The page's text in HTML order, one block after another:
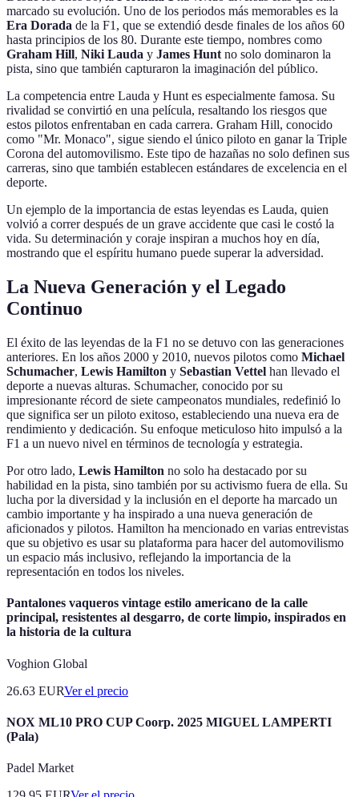
marcado su evolución. Uno de los periodos más memorables es la
Era Dorada de la F1, que se extendió desde finales de los años 60
hasta principios de los 80. Durante este tiempo, nombres como
Graham Hill, Niki Lauda y James Hunt no solo dominaron la
pista, sino que también capturaron la imaginación del público.
La competencia entre Lauda y Hunt es especialmente famosa. Su
rivalidad se convirtió en una película, resaltando los riesgos que
estos pilotos enfrentaban en cada carrera. Graham Hill, conocido
como "Mr. Monaco", sigue siendo el único piloto en ganar la Triple
Corona del automovilismo. Este tipo de hazañas no solo definen sus
carreras, sino que también establecen estándares de excelencia en el
deporte.
Un ejemplo de la importancia de estas leyendas es Lauda, quien
volvió a correr después de un grave accidente que casi le costó la
vida. Su determinación y coraje inspiran a muchos hoy en día,
mostrando que el espíritu humano puede superar la adversidad.
La Nueva Generación y el Legado
Continuo
El éxito de las leyendas de la F1 no se detuvo con las generaciones
anteriores. En los años 2000 y 2010, nuevos pilotos como Michael
Schumacher, Lewis Hamilton y Sebastian Vettel han llevado el
deporte a nuevas alturas. Schumacher, conocido por su
impresionante récord de siete campeonatos mundiales, redefinió lo
que significa ser un piloto exitoso, estableciendo una nueva era de
rendimiento y dedicación. Su enfoque meticuloso hito impulsó a la
F1 a un nuevo nivel en términos de tecnología y estrategia.
Por otro lado, Lewis Hamilton no solo ha destacado por su
habilidad en la pista, sino también por su activismo fuera de ella. Su
lucha por la diversidad y la inclusión en el deporte ha marcado un
cambio importante y ha inspirado a una nueva generación de
aficionados y pilotos. Hamilton ha mencionado en varias entrevistas
que su objetivo es usar su plataforma para hacer del automovilismo
un espacio más inclusivo, reflejando la importancia de la
representación en todos los niveles.
Pantalones vaqueros vintage estilo americano de la calle
principal, resistentes al desgarro, de corte limpio, inspirados en
la historia de la cultura
Voghion Global
26.63 EURVer el precio
NOX ML10 PRO CUP Coorp. 2025 MIGUEL LAMPERTI
(Pala)
Padel Market